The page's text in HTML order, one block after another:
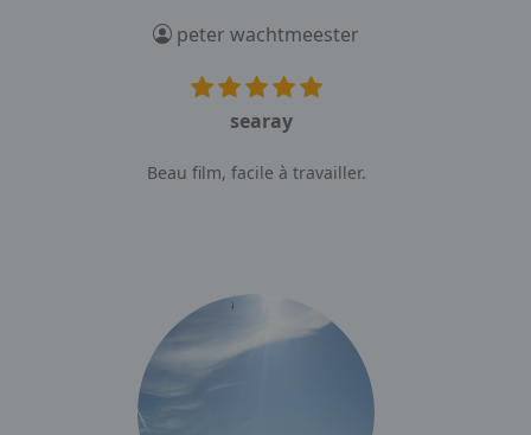
peter wachtmeester
searay
Beau film, facile à travailler.